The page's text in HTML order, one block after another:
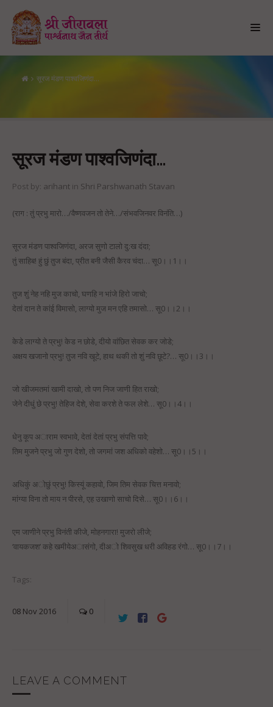
सूरज मंडण पाश्वजिणंदा…
सूरज मंडण पाश्वजिणंदा…
सूरज मंडण पाश्वजिणंदा…
Post by: arihant in Shri Parshwanath Stavan
(राग : तुं प्रभु मारो…/वैष्णवजन तो तेने…/संभवजिनवर विनंति…)
सूरज मंडण पाश्वजिणंदा, अरज सुणो टालो दु:ख दंदा;
तुं साहिब! हुं छुं तुज बंदा, प्रीत बनी जैसी कैरव चंदा… सू0।।1।।
तुज शुं नेह नहि मुज काचो, घणहि न भांजे हिरो जाचो;
देतां दान ते कांई विमासो, लाग्यो मुज मन एहि तमासो… सू0।।2।।
केडे लाग्यो ते प्रभु! केड न छोडे, दीयो वांछित सेवक कर जोडे;
अक्षय खजानो प्रभु! तुज नवि खूटे, हाथ थकी तो शुं नवि छूटे?… सू0।।3।।
जो खीजमतमां खामी दाखो, तो पण निज जाणी हित राखो;
जेने दीधुं छे प्रभु! तेहिज देशे, सेवा करशे ते फल लेशे… सू0।।4।।
धेनु कूप अाराम स्वभावे, देतां देतां प्रभु संपत्ति पावे;
तिम मुजने प्रभु जो गुण देशो, तो जगमां जश अधिको वहेशो… सू0।।5।।
अधिकुं अोछुं प्रभु! किस्यूं कहावो, जिम तिम सेवक चित्त मनावो;
मांग्या विना तो माय न पीरसे, एह उखाणो साचो दिसे… सू0।।6।।
एम जाणीने प्रभु विनंती कीजे, मोहनगारा! मुजरो लीजे;
‘वायकजश’ कहे खमीयेअासंगो, दीअो शिवसुख धरी अविहड रंगो… सू0।।7।।
Tags:
08 Nov 2016 0
LEAVE A COMMENT